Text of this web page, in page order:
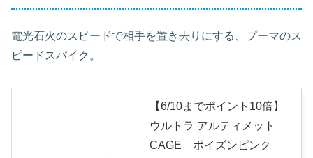
電光石火のスピードで相手を置き去りにする、プーマのス
ピードスパイク。
【6/10までポイント10倍】
ウルトラ アルティメット
CAGE ポイズンピンク